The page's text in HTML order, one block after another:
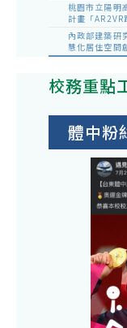
桃園市立陽明
計畫「AR2VR
內政部建築研
慧化居住空間
校務重點
體中粉